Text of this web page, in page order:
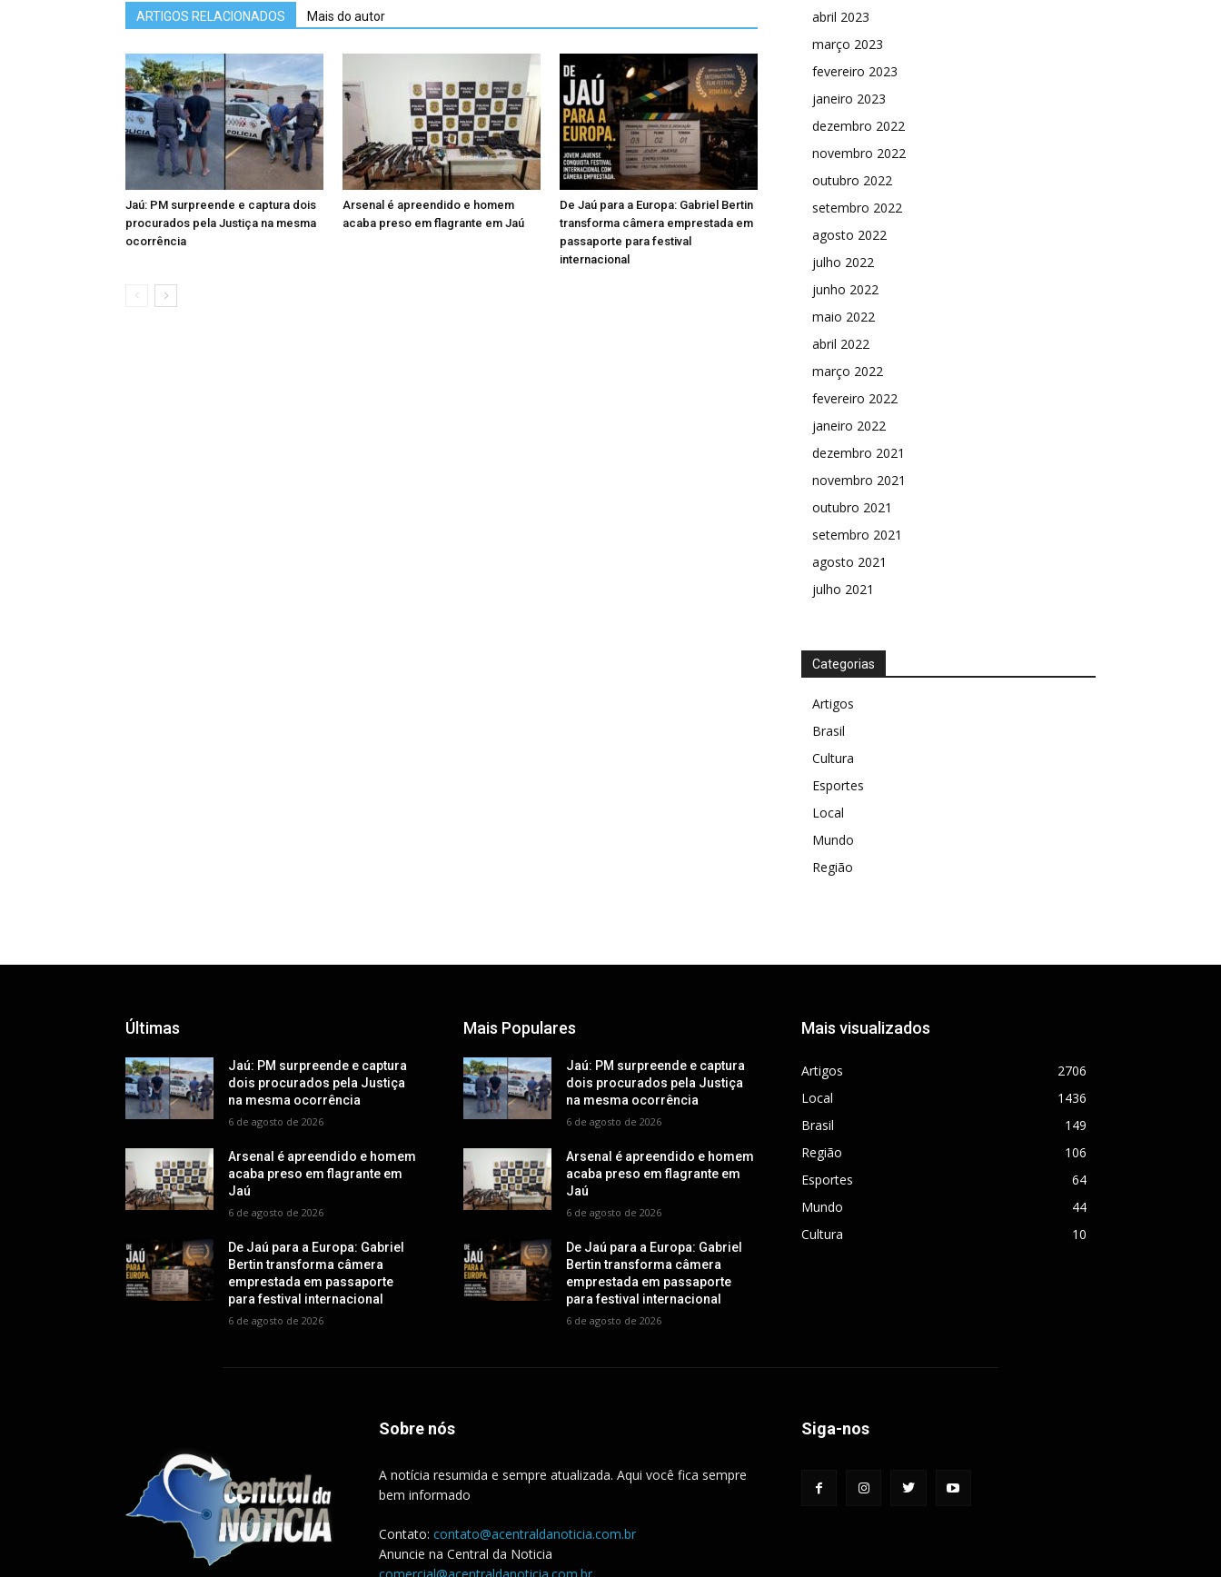
ARTIGOS RELACIONADOS Mais do autor
Jaú: PM surpreende e captura dois
procurados pela Justiça na mesma
ocorrência
Arsenal é apreendido e homem
acaba preso em flagrante em Jaú
De Jaú para a Europa: Gabriel Bertin
transforma câmera emprestada em
passaporte para festival
internacional
abril 2023
março 2023
fevereiro 2023
janeiro 2023
dezembro 2022
novembro 2022
outubro 2022
setembro 2022
agosto 2022
julho 2022
junho 2022
maio 2022
abril 2022
março 2022
fevereiro 2022
janeiro 2022
dezembro 2021
novembro 2021
outubro 2021
setembro 2021
agosto 2021
julho 2021
Categorias
Artigos
Brasil
Cultura
Esportes
Local
Mundo
Região
Últimas
Jaú: PM surpreende e captura
dois procurados pela Justiça
na mesma ocorrência
6 de agosto de 2026
Arsenal é apreendido e homem
acaba preso em flagrante em
Jaú
6 de agosto de 2026
De Jaú para a Europa: Gabriel
Bertin transforma câmera
emprestada em passaporte
para festival internacional
6 de agosto de 2026
Mais Populares
Jaú: PM surpreende e captura
dois procurados pela Justiça
na mesma ocorrência
6 de agosto de 2026
Arsenal é apreendido e homem
acaba preso em flagrante em
Jaú
6 de agosto de 2026
De Jaú para a Europa: Gabriel
Bertin transforma câmera
emprestada em passaporte
para festival internacional
6 de agosto de 2026
Mais visualizados
Artigos
2706
Local
1436
Brasil
149
Região
106
Esportes
64
Mundo
44
Cultura
10
Sobre nós
A notícia resumida e sempre atualizada. Aqui você fica sempre
bem informado
Contato: contato@acentraldanoticia.com.br
Anuncie na Central da Noticia
Siga-nos